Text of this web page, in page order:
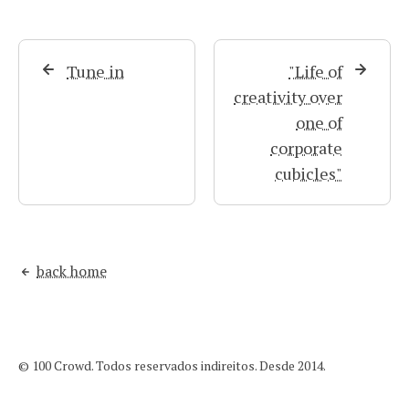
Tune in
"Life of
creativity over
one of
corporate
cubicles"
back home
© 100 Crowd. Todos reservados indireitos. Desde 2014.